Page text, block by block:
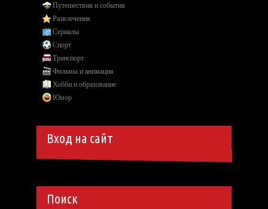
Путешествия и события
Развлечения
Сериалы
Спорт
Транспорт
Фильмы и анимация
Хобби и образование
Юмор
Вход на сайт
Поиск